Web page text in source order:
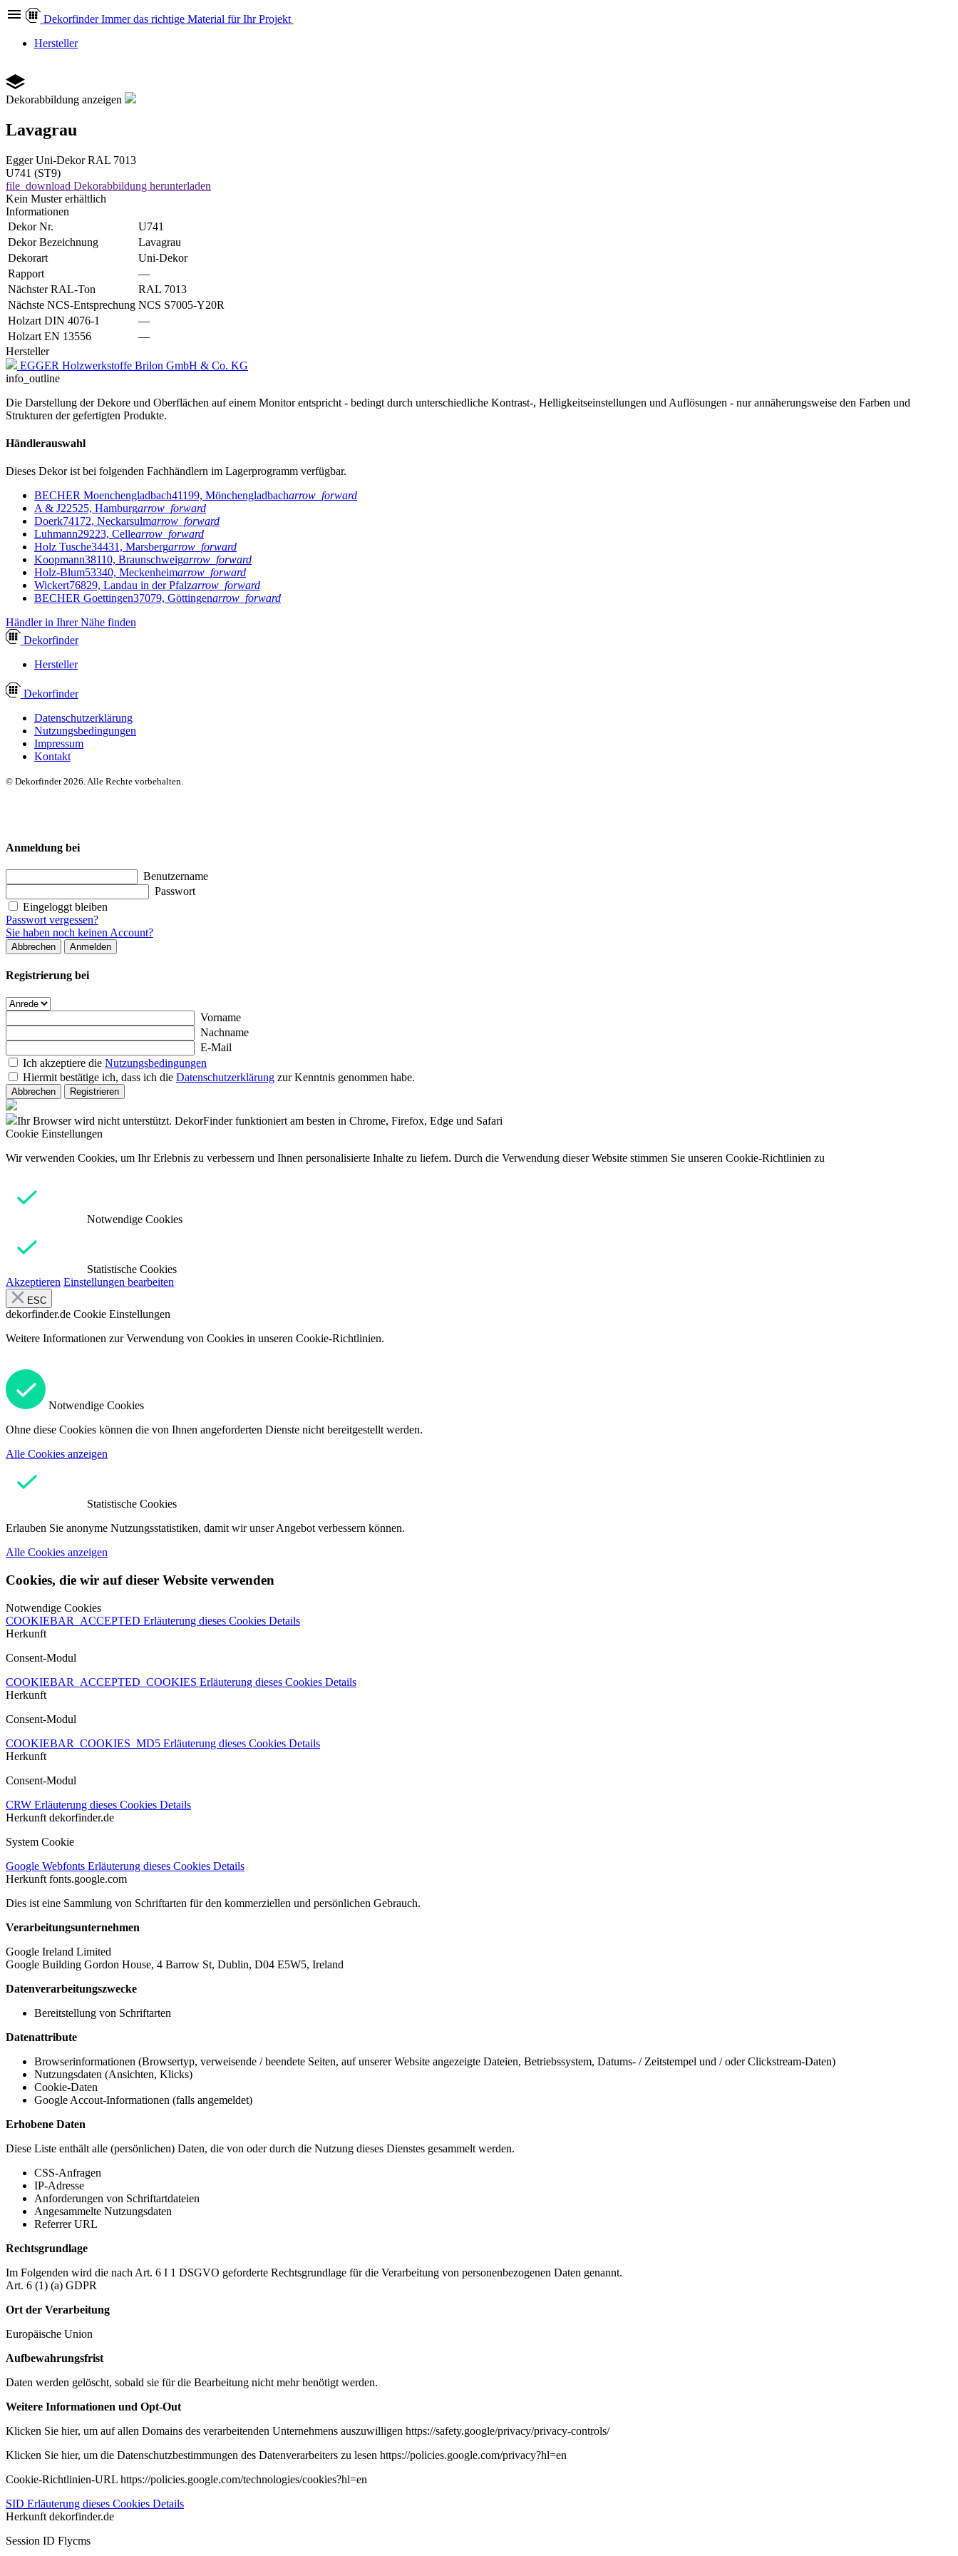
Dekorfinder Immer das richtige Material für Ihr Projekt
Hersteller
Dekorabbildung anzeigen
Lavagrau
Egger Uni-Dekor RAL 7013
U741 (ST9)
file_download Dekorabbildung herunterladen
Kein Muster erhältlich
Informationen
Dekor Nr.
U741
Dekor Bezeichnung
Lavagrau
Dekorart
Uni-Dekor
Rapport
—
Nächster RAL-Ton
RAL 7013
Nächste NCS-Entsprechung NCS S7005-Y20R
Holzart DIN 4076-1
—
Holzart EN 13556
—
Hersteller
EGGER Holzwerkstoffe Brilon GmbH & Co. KG
info_outline
Die Darstellung der Dekore und Oberflächen auf einem Monitor entspricht - bedingt durch unterschiedliche Kontrast-, Helligkeitseinstellungen und Auflösungen - nur annäherungsweise den Farben und
Strukturen der gefertigten Produkte.
Händlerauswahl
Dieses Dekor ist bei folgenden Fachhändlern im Lagerprogramm verfügbar.
BECHER Moenchengladbach41199, Mönchengladbacharrow_forward
A & J22525, Hamburgarrow_forward
Doerk74172, Neckarsulmarrow_forward
Luhmann29223, Cellearrow_forward
Holz Tusche34431, Marsbergarrow_forward
Koopmann38110, Braunschweigarrow_forward
Holz-Blum53340, Meckenheimarrow_forward
Wickert76829, Landau in der Pfalzarrow_forward
BECHER Goettingen37079, Göttingenarrow_forward
Händler in Ihrer Nähe finden
Dekorfinder
Hersteller
Dekorfinder
Datenschutzerklärung
Nutzungsbedingungen
Impressum
Kontakt
© Dekorfinder 2026. Alle Rechte vorbehalten.
Anmeldung bei
Benutzername
Passwort
Eingeloggt bleiben
Passwort vergessen?
Sie haben noch keinen Account?
Abbrechen Anmelden
Registrierung bei
Vorname
Nachname
E-Mail
Ich akzeptiere die Nutzungsbedingungen
Hiermit bestätige ich, dass ich die Datenschutzerklärung zur Kenntnis genommen habe.
Abbrechen Registrieren
Ihr Browser wird nicht unterstützt. DekorFinder funktioniert am besten in Chrome, Firefox, Edge und Safari
Cookie Einstellungen
Wir verwenden Cookies, um Ihr Erlebnis zu verbessern und Ihnen personalisierte Inhalte zu liefern. Durch die Verwendung dieser Website stimmen Sie unseren Cookie-Richtlinien zu
Notwendige Cookies
Statistische Cookies
Akzeptieren Einstellungen bearbeiten
ESC
dekorfinder.de Cookie Einstellungen
Weitere Informationen zur Verwendung von Cookies in unseren Cookie-Richtlinien.
Notwendige Cookies
Ohne diese Cookies können die von Ihnen angeforderten Dienste nicht bereitgestellt werden.
Alle Cookies anzeigen
Statistische Cookies
Erlauben Sie anonyme Nutzungsstatistiken, damit wir unser Angebot verbessern können.
Alle Cookies anzeigen
Cookies, die wir auf dieser Website verwenden
Notwendige Cookies
COOKIEBAR_ACCEPTED Erläuterung dieses Cookies Details
Herkunft
Consent-Modul
COOKIEBAR_ACCEPTED_COOKIES Erläuterung dieses Cookies Details
Herkunft
Consent-Modul
COOKIEBAR_COOKIES_MD5 Erläuterung dieses Cookies Details
Herkunft
Consent-Modul
CRW Erläuterung dieses Cookies Details
Herkunft dekorfinder.de
System Cookie
Google Webfonts Erläuterung dieses Cookies Details
Herkunft fonts.google.com
Dies ist eine Sammlung von Schriftarten für den kommerziellen und persönlichen Gebrauch.
Verarbeitungsunternehmen
Google Ireland Limited
Google Building Gordon House, 4 Barrow St, Dublin, D04 E5W5, Ireland
Datenverarbeitungszwecke
Bereitstellung von Schriftarten
Datenattribute
Browserinformationen (Browsertyp, verweisende / beendete Seiten, auf unserer Website angezeigte Dateien, Betriebssystem, Datums- / Zeitstempel und / oder Clickstream-Daten)
Nutzungsdaten (Ansichten, Klicks)
Cookie-Daten
Google Accout-Informationen (falls angemeldet)
Erhobene Daten
Diese Liste enthält alle (persönlichen) Daten, die von oder durch die Nutzung dieses Dienstes gesammelt werden.
CSS-Anfragen
IP-Adresse
Anforderungen von Schriftartdateien
Angesammelte Nutzungsdaten
Referrer URL
Rechtsgrundlage
Im Folgenden wird die nach Art. 6 I 1 DSGVO geforderte Rechtsgrundlage für die Verarbeitung von personenbezogenen Daten genannt.
Art. 6 (1) (a) GDPR
Ort der Verarbeitung
Europäische Union
Aufbewahrungsfrist
Daten werden gelöscht, sobald sie für die Bearbeitung nicht mehr benötigt werden.
Weitere Informationen und Opt-Out
Klicken Sie hier, um auf allen Domains des verarbeitenden Unternehmens auszuwilligen https://safety.google/privacy/privacy-controls/
Klicken Sie hier, um die Datenschutzbestimmungen des Datenverarbeiters zu lesen https://policies.google.com/privacy?hl=en
Cookie-Richtlinien-URL https://policies.google.com/technologies/cookies?hl=en
SID Erläuterung dieses Cookies Details
Herkunft dekorfinder.de
Session ID Flycms